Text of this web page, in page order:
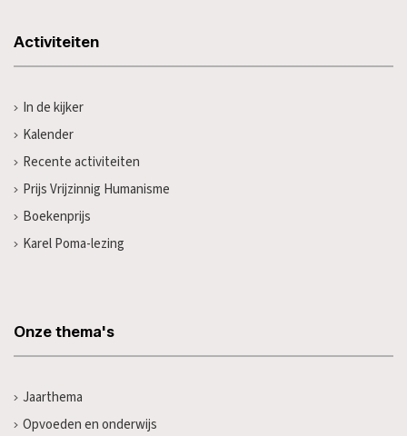
Activiteiten
In de kijker
Kalender
Recente activiteiten
Prijs Vrijzinnig Humanisme
Boekenprijs
Karel Poma-lezing
Onze thema's
Jaarthema
Opvoeden en onderwijs